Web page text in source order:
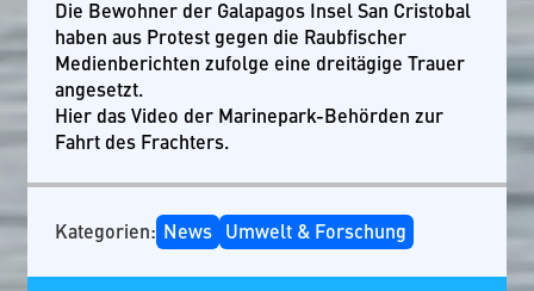
Die Bewohner der Galapagos Insel San Cristobal
haben aus Protest gegen die Raubfischer
Medienberichten zufolge eine dreitägige Trauer
angesetzt.
Hier das Video der Marinepark-Behörden zur
Fahrt des Frachters.
Kategorien: News Umwelt & Forschung